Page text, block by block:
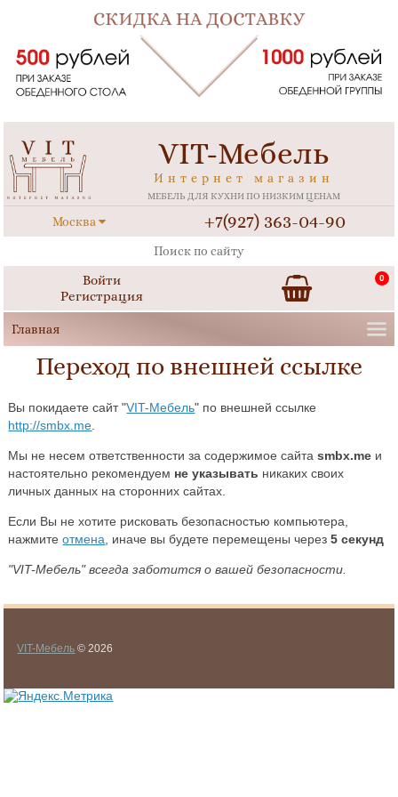
VIT-Мебель
Интернет магазин
МЕБЕЛЬ ДЛЯ КУХНИ ПО НИЗКИМ ЦЕНАМ
Москва +7(927) 363-04-90
Войти
Регистрация
0
Переход по внешней ссылке
Вы покидаете сайт "VIT-Мебель" по внешней ссылке
http://smbx.me
Мы не несем ответственности за содержимое сайтаsmbx.me и
настоятельно рекомендуем не указывать никаких своих
личных данных на сторонних сайтах.
Если Вы не хотите рисковать безопасностью компьютера,
нажмитеотмена , иначе вы будете перемещены через5 секунд
"VIT-Мебель" всегда заботится о вашей безопасности.
VIT-Мебель © 2026